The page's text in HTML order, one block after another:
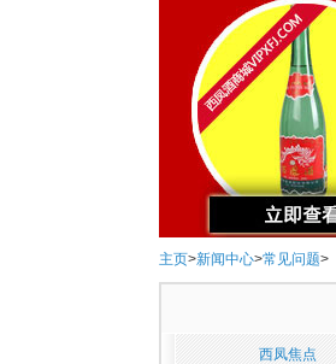
主页>新闻中心>常见问题>
西凤焦点